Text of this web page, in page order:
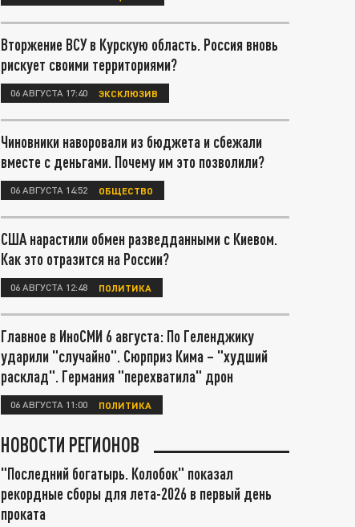
Вторжение ВСУ в Курскую область. Россия вновь
рискует своими территориями?
06 АВГУСТА 17:40 ЭКСКЛЮЗИВ
Чиновники наворовали из бюджета и сбежали
вместе с деньгами. Почему им это позволили?
06 АВГУСТА 14:52 ОБЩЕСТВО
США нарастили обмен разведданными с Киевом.
Как это отразится на России?
06 АВГУСТА 12:48 ПОЛИТИКА
Главное в ИноСМИ 6 августа: По Геленджику
ударили "случайно". Сюрприз Кима – "худший
расклад". Германия "перехватила" дрон
06 АВГУСТА 11:00 ПОЛИТИКА
НОВОСТИ РЕГИОНОВ
"Последний богатырь. Колобок" показал
рекордные сборы для лета-2026 в первый день
проката